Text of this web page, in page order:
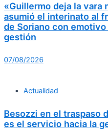
«Guillermo deja la vara
asumió el interinato al
de Soriano con
gestión
07/08/2026
Actualidad
Besozzi en el traspaso
es el servicio hacia la